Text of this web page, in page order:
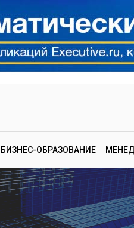
БИЗНЕС-ОБРАЗОВАНИЕ